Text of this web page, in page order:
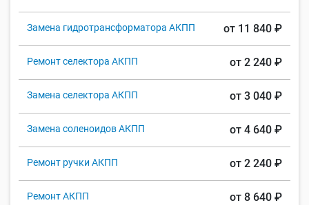
Замена гидротрансформатора АКПП от 11 840 ₽
Ремонт селектора АКПП от 2 240 ₽
Замена селектора АКПП от 3 040 ₽
Замена соленоидов АКПП от 4 640 ₽
Ремонт ручки АКПП от 2 240 ₽
Ремонт АКПП от 8 640 ₽